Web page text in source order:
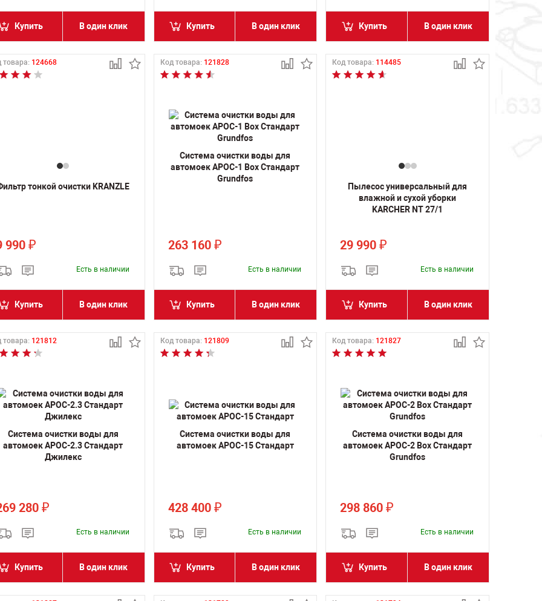
Купить В один клик Купить В один клик Купить В один клик
товара: 124668
тонкой очистки KRANZLE
990 ₽
Есть в наличии
Купить В один клик
Код товара: 121828
Система очистки воды для
автомоек АРОС-1 Box Стандарт
Grundfos
263 160 ₽
Есть в наличии
Купить В один клик
Код товара: 114485
Пылесос универсальный для
влажной и сухой уборки
KARCHER NT 27/1
29 990₽
Есть в наличии
Купить В один клик
товара: 121812
Система очистки воды для
автомоек АРОС-2.3 Стандарт
Джилекс
280 ₽
Есть в наличии
Купить В один клик
Код товара: 121809
Система очистки воды для
автомоек АРОС-15 Стандарт
428 400 ₽
Есть в наличии
Купить В один клик
Код товара: 121827
Система очистки воды для
автомоек АРОС-2 Box Стандарт
Grundfos
298 860₽
Есть в наличии
Купить В один клик